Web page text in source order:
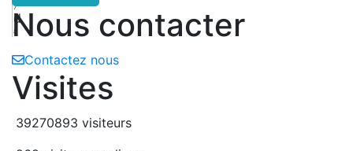
7
d
8Nous contacter
Contactez nous
Visites
39270893 visiteurs